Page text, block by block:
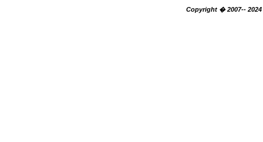
Copyright � 2007-- 2024